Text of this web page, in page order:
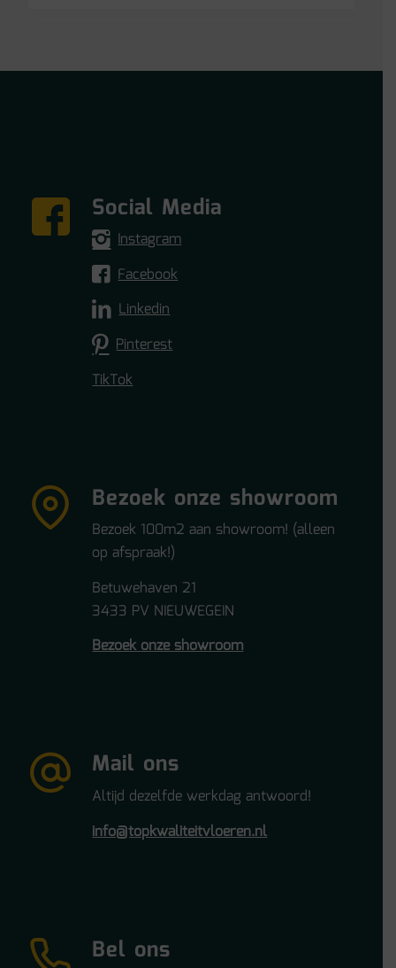
Social Media
Instagram
Facebook
Linkedin
Pinterest
TikTok
Bezoek onze showroom
Bezoek 100m2 aan showroom! (alleen
op afspraak!)
Betuwehaven 21
3433 PV NIEUWEGEIN
Bezoek onze showroom
Mail ons
Altijd dezelfde werkdag antwoord!
info@topkwaliteitvloeren.nl
Bel ons